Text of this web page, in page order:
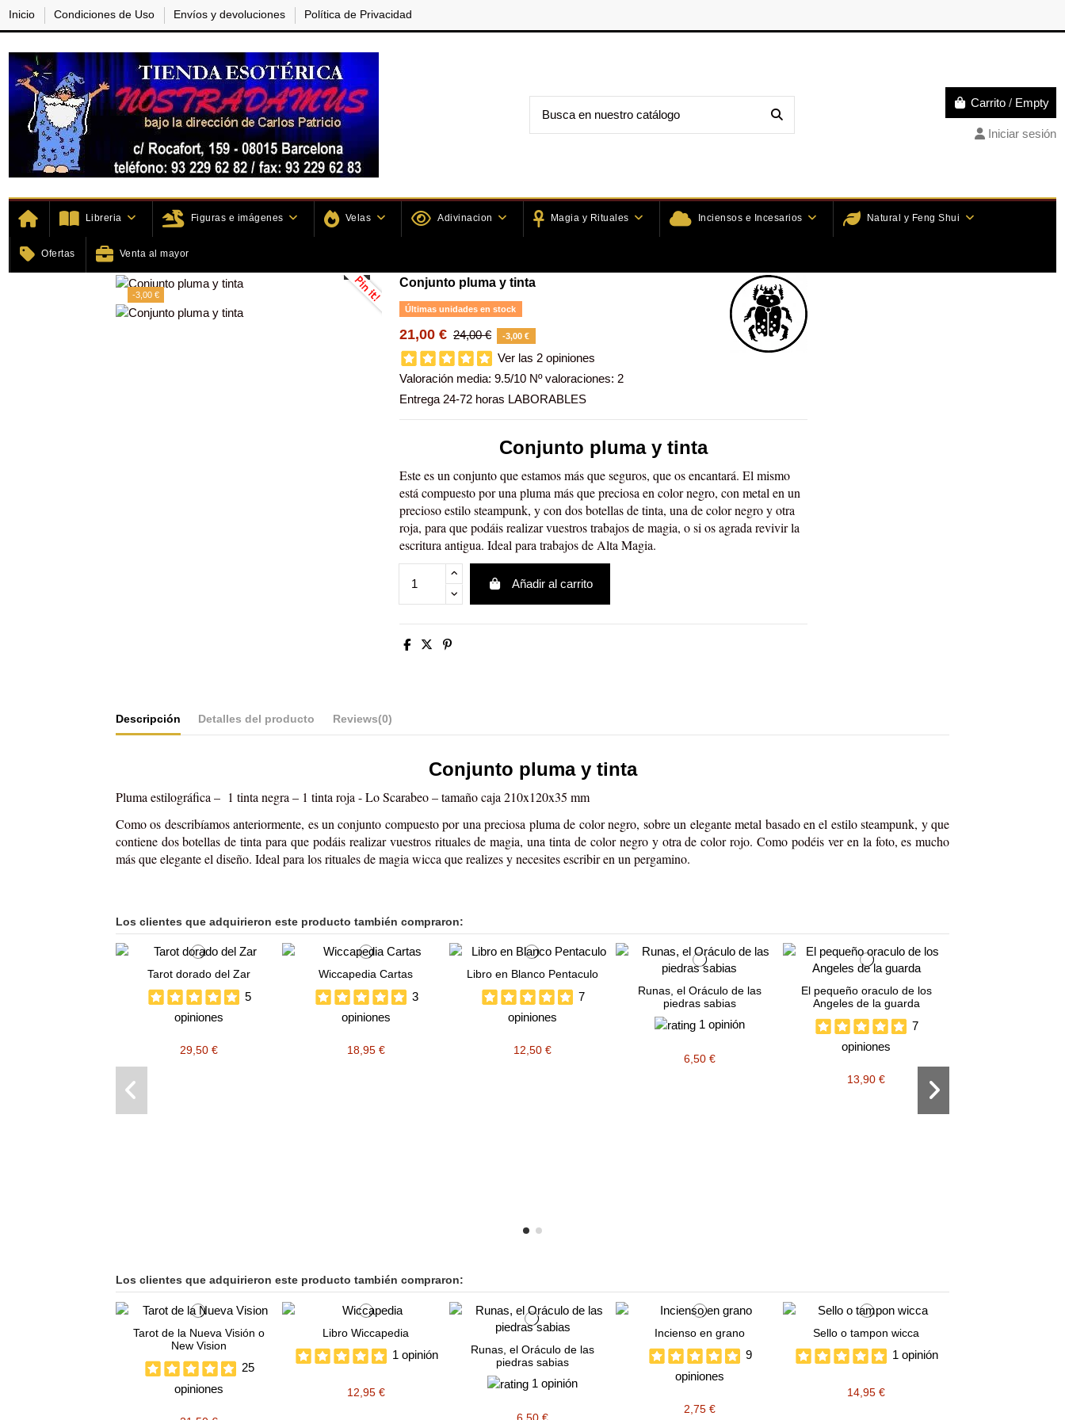
Inicio Condiciones de Uso Envíos y devoluciones Política de Privacidad
Carrito / Empty
Iniciar sesión
Libreria Figuras e imágenes Velas Adivinacion Magia y Rituales Inciensos e Incesarios Natural y Feng Shui
Ofertas Venta al mayor
-3,00 €
Conjunto pluma y tinta
Últimas unidades en stock
21,00 € 24,00 € -3,00 €
Ver las 2 opiniones
Valoración media:9.5/10 Nº valoraciones: 2
Entrega 24-72 horas LABORABLES
Conjunto pluma y tinta
Este es un conjunto que estamos más que seguros, que os encantará. El mismo
está compuesto por una pluma más que preciosa en color negro, con metal en un
precioso estilo steampunk, y con dos botellas de tinta, una de color negro y otra
roja, para que podáis realizar vuestros trabajos de magia, o si os agrada revivir la
escritura antigua. Ideal para trabajos de Alta Magia.
Añadir al carrito
Descripción Detalles del producto Reviews(0)
Conjunto pluma y tinta
Pluma estilográfica – 1 tinta negra – 1 tinta roja - Lo Scarabeo – tamaño caja 210x120x35 mm
Como os describíamos anteriormente, es un conjunto compuesto por una preciosa pluma de color negro, sobre un elegante metal basado en el estilo steampunk, y que
contiene dos botellas de tinta para que podáis realizar vuestros rituales de magia, una tinta de color negro y otra de color rojo. Como podéis ver en la foto, es mucho
más que elegante el diseño. Ideal para los rituales de magia wicca que realizes y necesites escribir en un pergamino.
Los clientes que adquirieron este producto también compraron:
Tarot dorado del Zar
5
opiniones
29,50 €
Wiccapedia Cartas
3
opiniones
18,95 €
Libro en Blanco Pentaculo
7
opiniones
12,50 €
Runas, el Oráculo de las
piedras sabias
1 opinión
6,50 €
El pequeño oraculo de los
Angeles de la guarda
7
opiniones
13,90 €
Los clientes que adquirieron este producto también compraron:
Tarot de la Nueva Visión o
New Vision
25
opiniones
Libro Wiccapedia
1 opinión
12,95 €
Runas, el Oráculo de las
piedras sabias
1 opinión
6,50 €
Incienso en grano
9
opiniones
2,75 €
Sello o tampon wicca
1 opinión
14,95 €